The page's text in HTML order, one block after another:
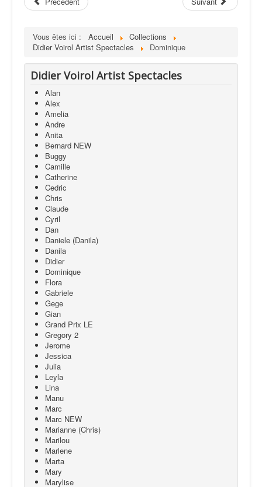
Vous êtes ici : Accueil
Collections
Didier Voirol Artist Spectacles
Dominique
Didier Voirol Artist Spectacles
Alan
Alex
Amelia
Andre
Anita
Bernard NEW
Buggy
Camille
Catherine
Cedric
Chris
Claude
Cyril
Dan
Daniele (Danila)
Danila
Didier
Dominique
Flora
Gabriele
Gege
Gian
Grand Prix LE
Gregory 2
Jerome
Jessica
Julia
Leyla
Lina
Manu
Marc
Marc NEW
Marianne (Chris)
Marilou
Marlene
Marta
Mary
Marylise